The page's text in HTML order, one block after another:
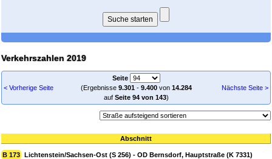
Verkehrszahlen 2019
< Vorherige Seite
Seite
(Ergebnisse 9.301- 9.400von 14.284
auf Seite 94 von 143)
Nächste Seite >
Abschnitt
B 173 Lichtenstein/Sachsen-Ost (S 256) - OD Bernsdorf, Hauptstraße (K 7331)